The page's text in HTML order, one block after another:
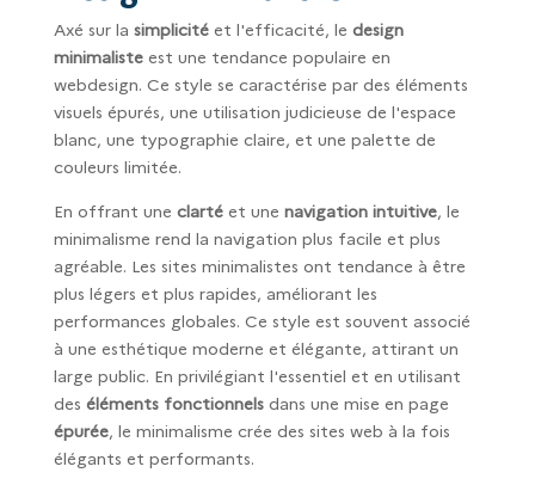
Axé sur la simplicitéet l'efficacité, le design
minimalisteest une tendance populaire en
webdesign. Ce style se caractérise par des éléments
visuels épurés, une utilisation judicieuse de l'espace
blanc, une typographie claire, et une palette de
couleurs limitée.
En offrant une clartéet une navigation intuitive, le
minimalisme rend la navigation plus facile et plus
agréable. Les sites minimalistes ont tendance à être
plus légers et plus rapides, améliorant les
performances globales. Ce style est souvent associé
à une esthétique moderne et élégante, attirant un
large public. En privilégiant l'essentiel et en utilisant
des éléments fonctionnelsdans une mise en page
épurée, le minimalisme crée des sites web à la fois
élégants et performants.